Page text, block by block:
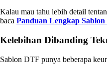
Kalau mau tahu lebih detail
baca Panduan Lengkap Sablon
Kelebihan Dibanding
Sablon DTF punya beberapa